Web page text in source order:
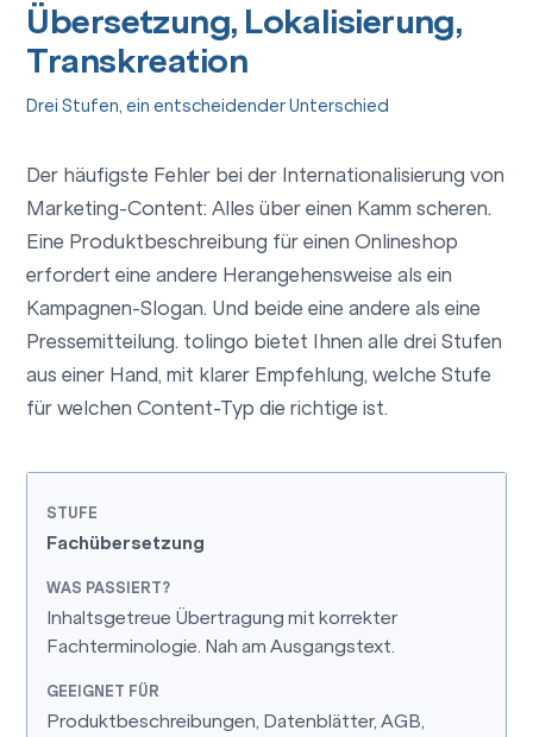
Übersetzung, Lokalisierung,
Transkreation
Drei Stufen, ein entscheidender Unterschied
Der häufigste Fehler bei der Internationalisierung von
Marketing-Content: Alles über einen Kamm scheren.
Eine Produktbeschreibung für einen Onlineshop
erfordert eine andere Herangehensweise als ein
Kampagnen-Slogan. Und beide eine andere als eine
Pressemitteilung. tolingo bietet Ihnen alle drei Stufen
aus einer Hand, mit klarer Empfehlung, welche Stufe
für welchen Content-Typ die richtige ist.
Fachübersetzung
Inhaltsgetreue Übertragung mit korrekter
Fachterminologie. Nah am Ausgangstext.
Produktbeschreibungen, Datenblätter, AGB,